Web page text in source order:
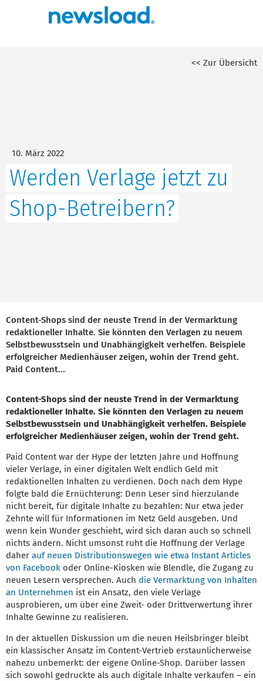
<< Zur Übersicht
10. März 2022
Werden Verlage jetzt zu
Shop-Betreibern?
Content-Shops sind der neuste Trend in der Vermarktung
redaktioneller Inhalte. Sie könnten den Verlagen zu neuem
Selbstbewusstsein und Unabhängigkeit verhelfen. Beispiele
erfolgreicher Medienhäuser zeigen, wohin der Trend geht.
Paid Content...
Content-Shops sind der neuste Trend in der Vermarktung
redaktioneller Inhalte. Sie könnten den Verlagen zu neuem
Selbstbewusstsein und Unabhängigkeit verhelfen. Beispiele
erfolgreicher Medienhäuser zeigen, wohin der Trend geht.
Paid Content war der Hype der letzten Jahre und Hoffnung
vieler Verlage, in einer digitalen Welt endlich Geld mit
redaktionellen Inhalten zu verdienen. Doch nach dem Hype
folgte bald die Ernüchterung: Denn Leser sind hierzulande
nicht bereit, für digitale Inhalte zu bezahlen: Nur etwa jeder
Zehnte will für Informationen im Netz Geld ausgeben. Und
wenn kein Wunder geschieht, wird sich daran auch so schnell
nichts ändern. Nicht umsonst ruht die Hoffnung der Verlage
daher auf neuen Distributionswegen wie etwa Instant Articles
von Facebook oder Online-Kiosken wie Blendle, die Zugang zu
neuen Lesern versprechen. Auch die Vermarktung von Inhalten
an Unternehmen ist ein Ansatz, den viele Verlage
ausprobieren, um über eine Zweit- oder Drittverwertung ihrer
Inhalte Gewinne zu realisieren.
In der aktuellen Diskussion um die neuen Heilsbringer bleibt
ein klassischer Ansatz im Content-Vertrieb erstaunlicherweise
nahezu unbemerkt: der eigene Online-Shop. Darüber lassen
sich sowohl gedruckte als auch digitale Inhalte verkaufen – ein